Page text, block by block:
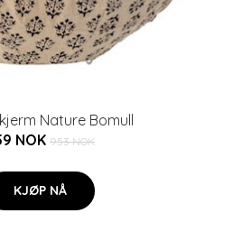
Nature Bomull
NOK 953 NOK
KJØP NÅ